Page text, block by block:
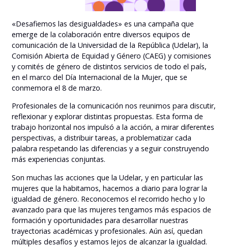
«Desafiemos las desigualdades» es una campaña que
emerge de la colaboración entre diversos equipos de
comunicación de la Universidad de la República (Udelar), la
Comisión Abierta de Equidad y Género (CAEG) y comisiones
y comités de género de distintos servicios de todo el país,
en el marco del Día Internacional de la Mujer, que se
conmemora el 8 de marzo.
Profesionales de la comunicación nos reunimos para discutir,
reflexionar y explorar distintas propuestas. Esta forma de
trabajo horizontal nos impulsó a la acción, a mirar diferentes
perspectivas, a distribuir tareas, a problematizar cada
palabra respetando las diferencias y a seguir construyendo
más experiencias conjuntas.
Son muchas las acciones que la Udelar, y en particular las
mujeres que la habitamos, hacemos a diario para lograr la
igualdad de género. Reconocemos el recorrido hecho y lo
avanzado para que las mujeres tengamos más espacios de
formación y oportunidades para desarrollar nuestras
trayectorias académicas y profesionales. Aún así, quedan
múltiples desafíos y estamos lejos de alcanzar la igualdad.